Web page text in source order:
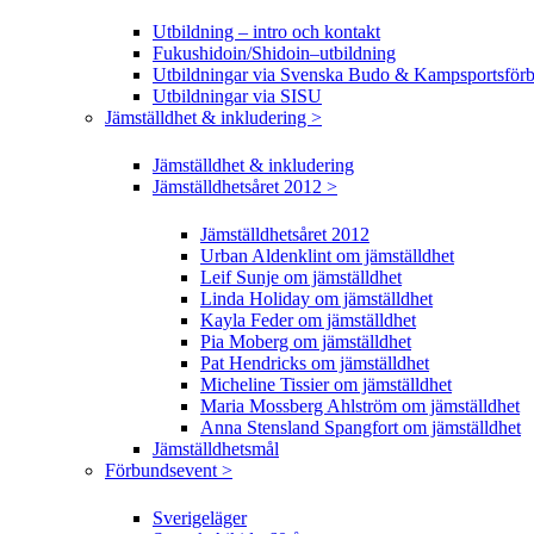
Utbildning – intro och kontakt
Fukushidoin/Shidoin–utbildning
Utbildningar via Svenska Budo &
Utbildningar via SISU
Jämställdhet & inkludering >
Jämställdhet & inkludering
Jämställdhetsåret 2012 >
Jämställdhetsåret 2012
Urban Aldenklint om jämställdhet
Leif Sunje om jämställdhet
Linda Holiday om jämställdhet
Kayla Feder om jämställdhet
Pia Moberg om jämställdhet
Pat Hendricks om jämställdhet
Micheline Tissier om jämställdhet
Maria Mossberg Ahlström om jämställdhet
Anna Stensland Spangfort om jämställdhet
Jämställdhetsmål
Förbundsevent >
Sverigeläger